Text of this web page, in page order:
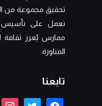
تحقيق مجموعة من
تعمل على تأسيس
ممارس يُعزز ثقافة
المناورة
تابعنا